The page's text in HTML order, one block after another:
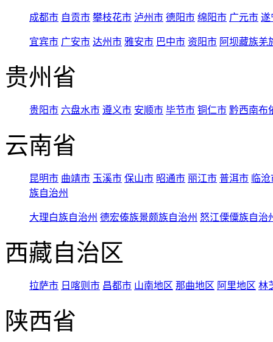
成都市 自贡市 攀枝花市 泸州市 德阳市 绵阳市 广元市 遂
宜宾市 广安市 达州市 雅安市 巴中市 资阳市 阿坝藏族羌
贵州省
贵阳市 六盘水市 遵义市 安顺市 毕节市 铜仁市 黔西南布
云南省
昆明市 曲靖市 玉溪市 保山市 昭通市 丽江市 普洱市 临
族自治州
大理白族自治州 德宏傣族景颇族自治州 怒江傈僳族自治
西藏自治区
拉萨市 日喀则市 昌都市 山南地区 那曲地区 阿里地区 林
陕西省